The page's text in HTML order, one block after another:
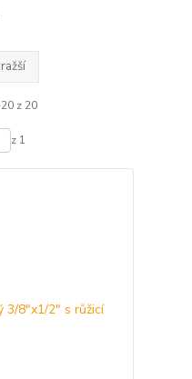
z 20
z 1